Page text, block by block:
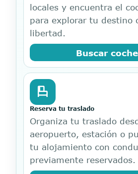
locales y encuentra el
para explorar tu destino
libertad.
Buscar coche
Reserva tu traslado
Organiza tu traslado
aeropuerto, estación o
tu alojamiento con
previamente reservados.